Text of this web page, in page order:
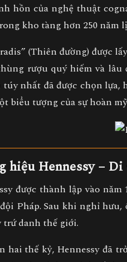
hồn của nghệ thuật
kho tàng hơn 250 năm
(Thiên đường) được
rượu quý hiếm và lâu
nhất đã được chọn lựa,
biểu tượng củasự hoàn
hiệu Hennessy –
được thành lập vào năm
Pháp. Sau khi nghỉ
trứ danh thế giới.
hai thế kỷ, Hennessy đã